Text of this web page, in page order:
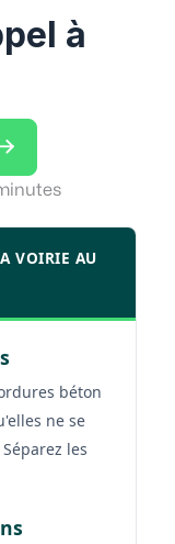
à

VOIRIE AU
béton
ne se
les